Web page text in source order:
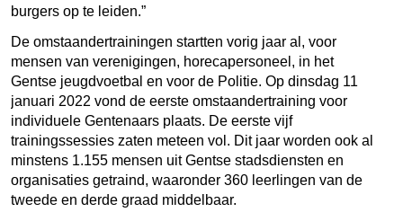
burgers op te leiden.”
De omstaandertrainingen startten vorig jaar al, voor
mensen van verenigingen, horecapersoneel, in het
Gentse jeugdvoetbal en voor de Politie. Op dinsdag 11
januari 2022 vond de eerste omstaandertraining voor
individuele Gentenaars plaats. De eerste vijf
trainingssessies zaten meteen vol. Dit jaar worden ook al
minstens 1.155 mensen uit Gentse stadsdiensten en
organisaties getraind, waaronder 360 leerlingen van de
tweede en derde graad middelbaar.